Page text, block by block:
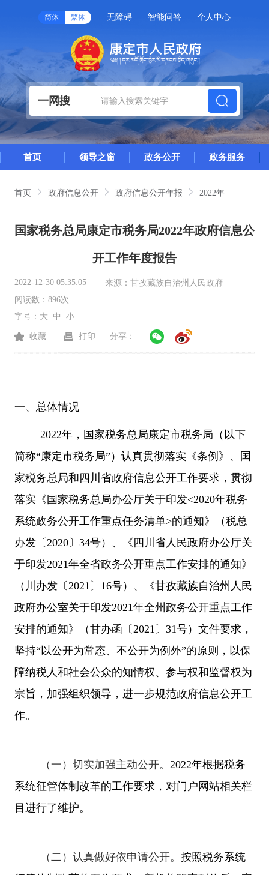
简体 繁体 无障碍 智能问答 个人中心
一网搜
首页 领导之窗 政务公开 政务服务
首页 政府信息公开 政府信息公开年报 2022年
国家税务总局康定市税务局2022年政府信息公
开工作年度报告
2022-12-30 05:35:05 来源： 甘孜藏族自治州人民政府
阅读数： 896次
字号： 大 中 小
收藏 打印 分享：
一、总体情况
2022年，国家税务总局康定市税务局（以下
简称“康定市税务局”）认真贯彻落实《条例》、国
家税务总局和四川省政府信息公开工作要求，贯彻
落实《国家税务总局办公厅关于印发<2020年税务
系统政务公开工作重点任务清单>的通知》（税总
办发〔2020〕 34号）、《四川省人民政府办公厅关
于印发2021年全省政务公开重点工作安排的通知》
（川办发〔2021 〕 16号）、《甘孜藏族自治州人民
政府办公室关于印发2021年全州政务公开重点工作
安排的通知》（甘办函〔2021 〕 31号）文件要求，
坚持“以公开为常态、不公开为例外”的原则，以保
障纳税人和社会公众的知情权、参与权和监督权为
宗旨，加强组织领导，进一步规范政府信息公开工
作。
（一） 切实加强主动公开。 2022年根据税务
系统征管体制改革的工作要求，对门户网站相关栏
目进行了维护。
（二）认真做好依申请公开。 按照税务系统